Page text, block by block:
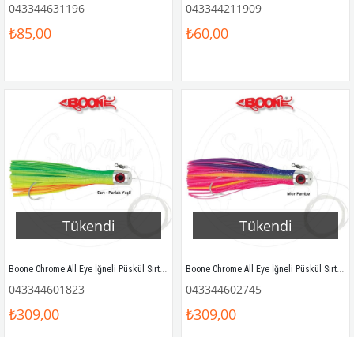
043344631196
₺85,00
043344211909
₺60,00
Tükendi
Boone Chrome All Eye İğneli Püskül Sırtı Sahtesi 16.5cm Sarı Yeşil
043344601823
₺309,00
Tükendi
Boone Chrome All Eye İğneli Püskül Sırtı Sahtesi 16.5cm Mor Pembe
043344602745
₺309,00